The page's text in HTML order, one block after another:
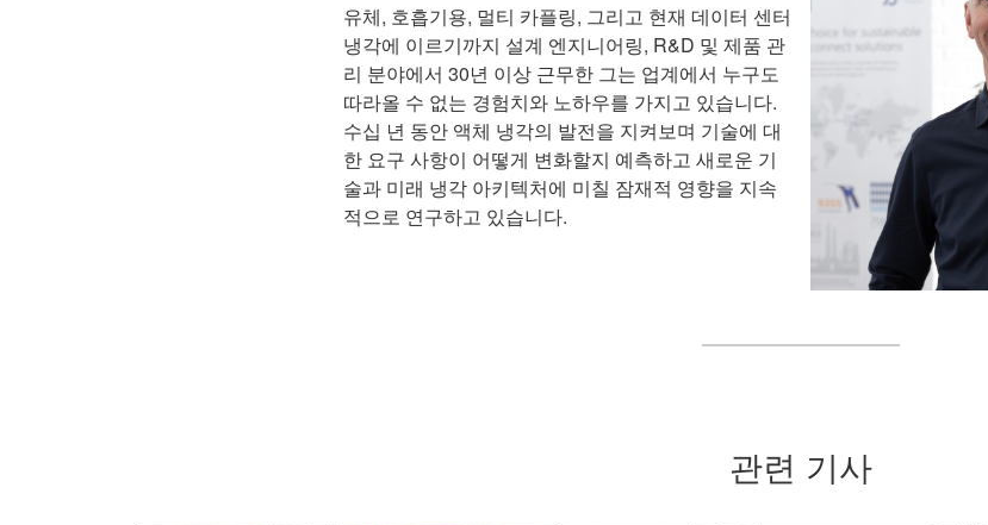
유체, 호흡기용, 멀티 카플링, 그리고 현재 데이터 센터
냉각에 이르기까지 설계 엔지니어링, R&D 및 제품 관
리 분야에서 30년 이상 근무한 그는 업계에서 누구도
따라올 수 없는 경험치와 노하우를 가지고 있습니다.
수십 년 동안 액체 냉각의 발전을 지켜보며 기술에 대
한 요구 사항이 어떻게 변화할지 예측하고 새로운 기
술과 미래 냉각 아키텍처에 미칠 잠재적 영향을 지속
적으로 연구하고 있습니다.
관련 기사